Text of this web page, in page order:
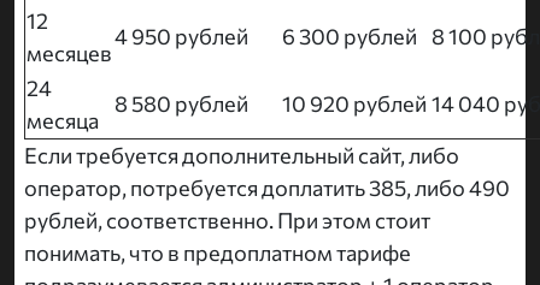
12
месяцев
4 950 рублей 6 300 рублей
8 100
24
месяца
8 580 рублей 10 920 рублей 14 040
Если требуется дополнительный сайт, либо
оператор, потребуется доплатить 385, либо 490
рублей, соответственно. При этом стоит
понимать, что в предоплатном тарифе